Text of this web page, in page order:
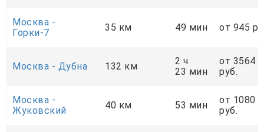
Москва -
Горки-7
35 км 49 мин от 945
Москва - Дубна 132 км
2 ч
23 мин
от 3564
руб.
Москва -
Жуковский
40 км 53 мин
от 1080
руб.